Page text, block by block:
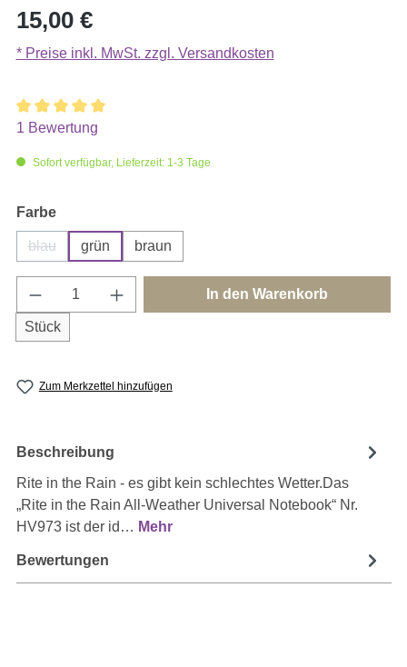
Regulärer Preis:
15,00 €
* Preise inkl. MwSt. zzgl. Versandkosten
Durchschnittliche Bewertung von 5 von 5 Sternen
1 Bewertung
Sofort verfügbar, Lieferzeit: 1-3 Tage
Farbeauswählen
blau
(Diese Option ist zurzeit nicht verfügbar.)
grün braun
Produkt Anzahl: Gib den gewünschten
Stück
In den Warenkorb
Zum Merkzettel hinzufügen
Beschreibung
Rite in the Rain - es gibt kein schlechtes Wetter.Das
„Rite in the Rain All-Weather Universal Notebook“ Nr.
HV973 ist der id… Mehr
Bewertungen